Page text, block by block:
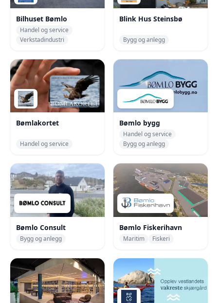
Bilhuset Bømlo
Handel og service
Verkstadindustri
Blink Hus Steinsbø
Bygg og anlegg
Bømlakortet
Handel og service
Bømlo bygg
Handel og service
Bygg og anlegg
Bømlo Consult
Bygg og anlegg
Bømlo Fiskerihavn
Maritim Fiskeri